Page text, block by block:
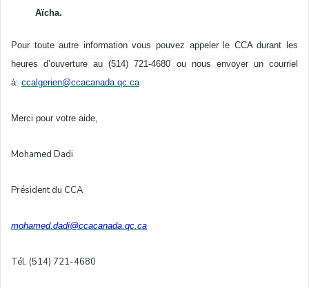
Aïcha.
Pour toute autre information vous pouvez appeler le CCA durant les
heures d’ouverture au (514) 721-4680 ou nous envoyer un courriel
à: ccalgerien@ccacanada.qc.ca
Merci pour votre aide,
Mohamed Dadi
Président du CCA
mohamed.dadi@ccacanada.qc.ca
Tél. (514) 721-4680